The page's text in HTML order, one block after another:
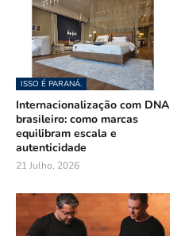
ISSO É PARANÁ.
Internacionalização com DNA
brasileiro: como marcas
equilibram escala e
autenticidade
21 Julho, 2026